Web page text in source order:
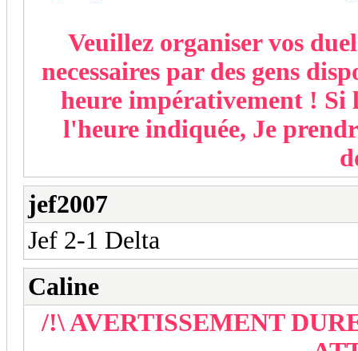
Veuillez organiser vos
necessaires par des gens
heure impérativement !
l'heure indiquée, Je
jef2007
Jef 2-1 Delta
Caline
/!\ AVERTISSEMENT